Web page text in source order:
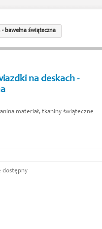
bawełna świąteczna
na deskach -
materiał, tkaniny świąteczne
dostępny